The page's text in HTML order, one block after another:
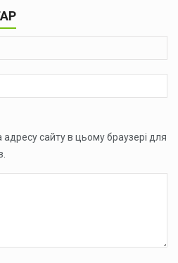
сайту в цьому браузері для